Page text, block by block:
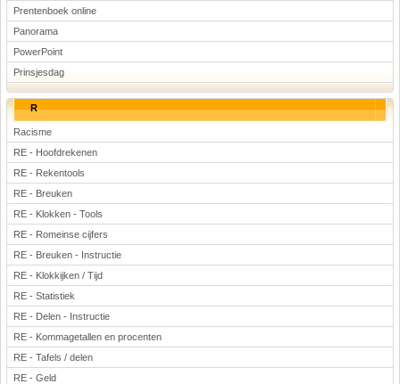
Prentenboek online
Panorama
PowerPoint
Prinsjesdag
R
Racisme
RE - Hoofdrekenen
RE - Rekentools
RE - Breuken
RE - Klokken - Tools
RE - Romeinse cijfers
RE - Breuken - Instructie
RE - Klokkijken / Tijd
RE - Statistiek
RE - Delen - Instructie
RE - Kommagetallen en procenten
RE - Tafels / delen
RE - Geld